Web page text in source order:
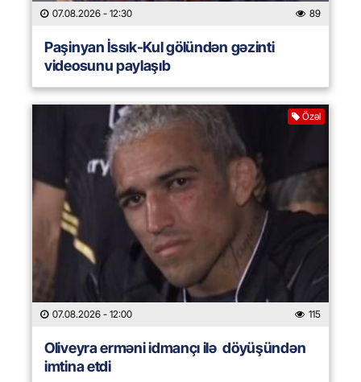
07.08.2026 - 12:30 89
Paşinyan İssık-Kul gölündən gəzinti
videosunu paylaşıb
Özəl
07.08.2026 - 12:00 115
Oliveyra erməni idmançı ilə döyüşündən
imtina etdi